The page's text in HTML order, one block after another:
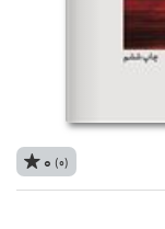
0 (0)